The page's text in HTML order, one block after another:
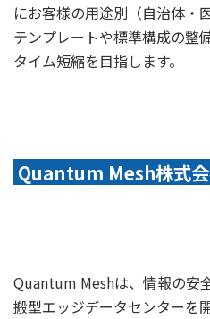
にお客様の用途別（自治体・
テンプレートや標準構成の整
タイム短縮を目指します。
Quantum Mesh株式会
Quantum Meshは、情報の安
搬型エッジデータセンターを